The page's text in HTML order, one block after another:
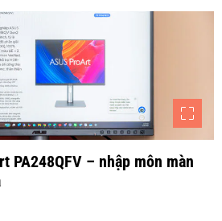
PA248QFV – nhập môn màn